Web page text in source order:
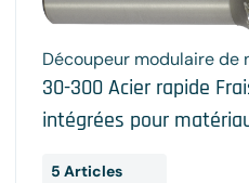
Découpeur modulaire de
30-300 Acier rapide
intégrées pour
5 Articles